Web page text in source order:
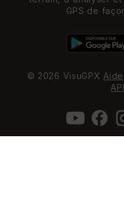
GPS de
© 2026 VisuGPX Aide
API